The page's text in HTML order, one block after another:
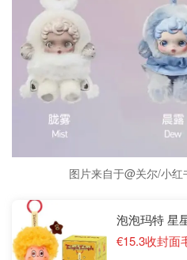
图片来自于@关尔/小
泡泡玛特 星
€15.3收封面